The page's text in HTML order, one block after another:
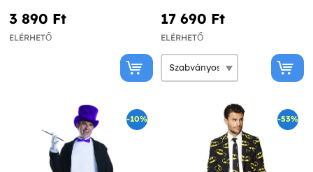
3 890 Ft‎
ELÉRHETŐ
17 690 Ft‎
ELÉRHETŐ
-10% -53%